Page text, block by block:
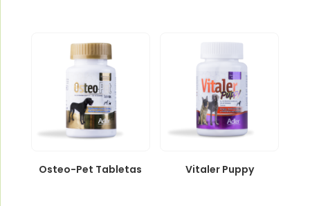
Osteo-Pet Tabletas Vitaler Puppy